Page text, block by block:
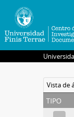
Vista de
tipo